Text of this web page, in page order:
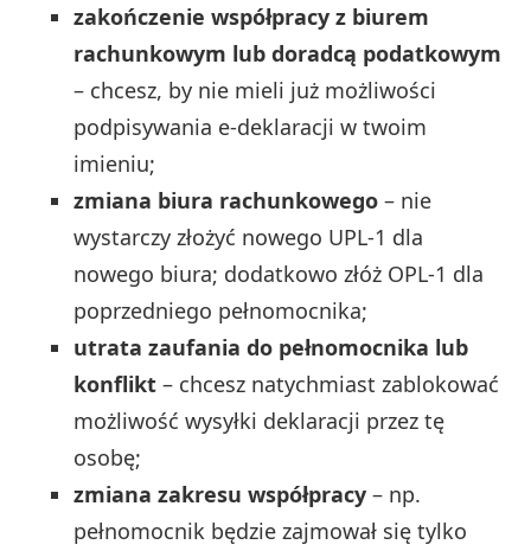
zakończenie współpracy z biurem
rachunkowym lub doradcą podatkowym
– chcesz, by nie mieli już możliwości
podpisywania e‑deklaracji w twoim
imieniu;
zmiana biura rachunkowego – nie
wystarczy złożyć nowego UPL‑1 dla
nowego biura; dodatkowo złóż OPL‑1 dla
poprzedniego pełnomocnika;
utrata zaufania do pełnomocnika lub
konflikt – chcesz natychmiast zablokować
możliwość wysyłki deklaracji przez tę
osobę;
zmiana zakresu współpracy – np.
pełnomocnik będzie zajmował się tylko